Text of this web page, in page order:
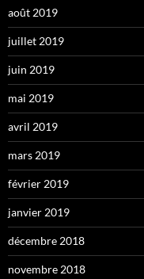
août 2019
juillet 2019
juin 2019
mai 2019
avril 2019
mars 2019
février 2019
janvier 2019
décembre 2018
novembre 2018